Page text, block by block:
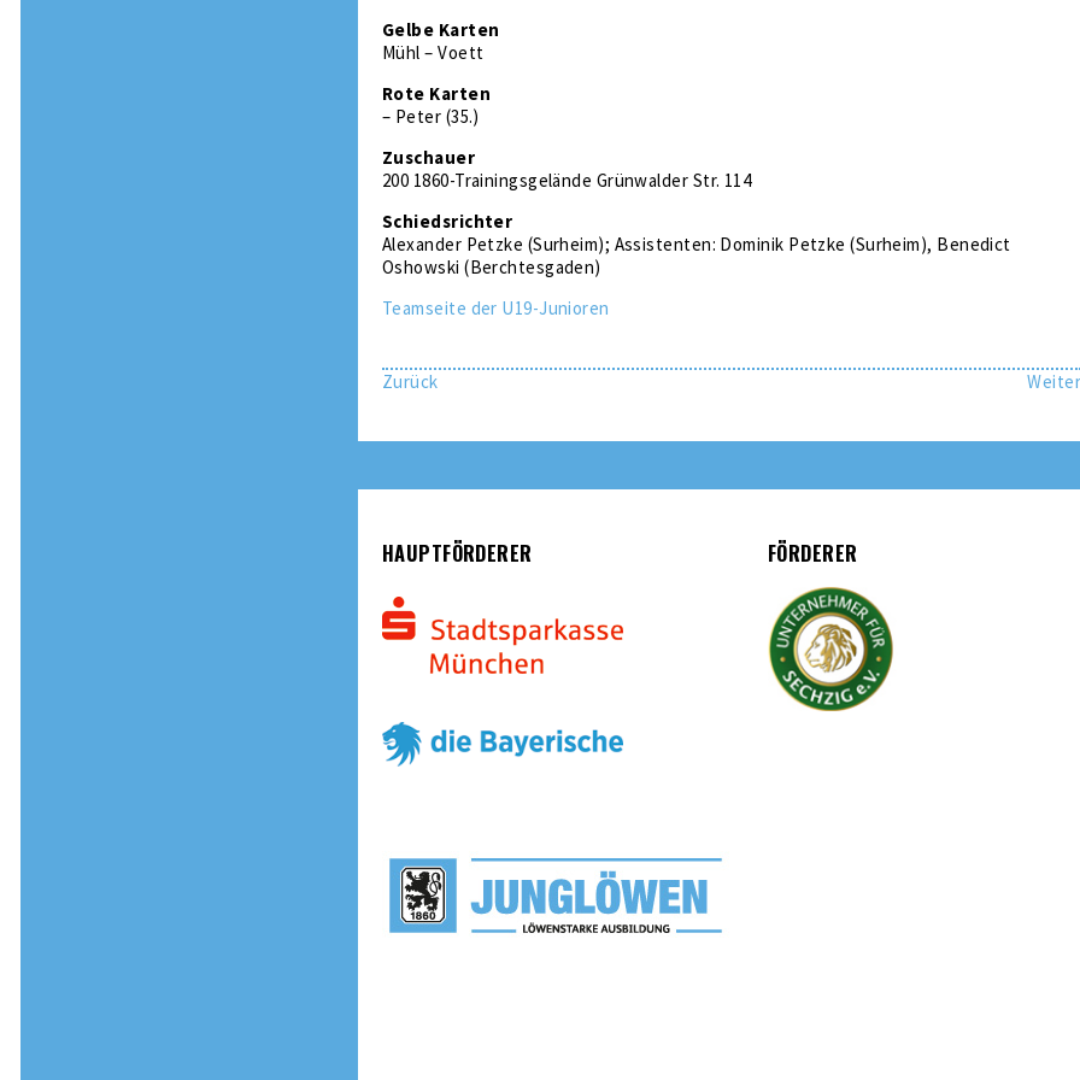
Gelbe Karten
Mühl – Voett
Rote Karten
– Peter (35.)
Zuschauer
200 1860-Trainingsgelände Grünwalder Str. 114
Schiedsrichter
Alexander Petzke (Surheim); Assistenten: Dominik Petzke (Surheim), Benedict
Oshowski (Berchtesgaden)
Teamseite der U19-Junioren
Zurück Weiter
HAUPTFÖRDERER FÖRDERER